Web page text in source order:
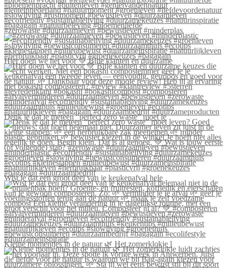
#zerowaste #duurzaamleven #bewustleven #minderplas
Hier doen we het voor 💚 Blije klanten én duurzame
Denk je dat je meteen “perfect zero waste” moet le
Wist je dat een groot deel van je keukenafval hele
Kleine momentjes in de natuur 🌿 Het zomerklokje l